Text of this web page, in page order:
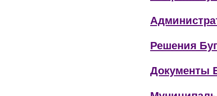
Решения
Документы